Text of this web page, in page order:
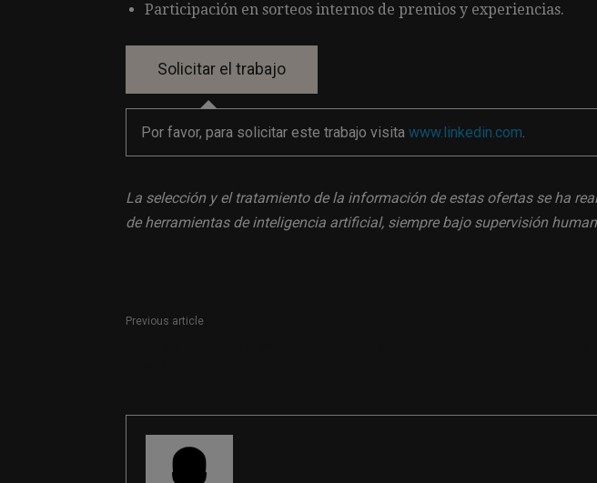
Participación en sorteos internos de premios y experiencias.
Por favor, para solicitar este trabajo visita www.linkedin.com
La selección y el tratamiento de la información de estas ofertas se ha
de herramientas de inteligencia artificial, siempre bajo supervisión
Previous article